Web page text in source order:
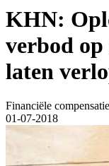
KHN:
verbod
laten
Financiële
01-07-2018